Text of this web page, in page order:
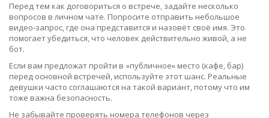
Перед тем как договориться о встрече, задайте несколько
вопросов в личном чате. Попросите отправить небольшое
видео‑запрос, где она представится и назовёт своё имя. Это
помогает убедиться, что человек действительно живой, а не
бот.
Если вам предложат пройти в «публичное» место (кафе, бар)
перед основной встречей, используйте этот шанс. Реальные
девушки часто соглашаются на такой вариант, потому что им
тоже важна безопасность.
Не забывайте проверять номера телефонов через